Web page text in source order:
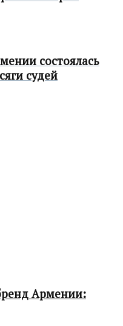
состоялась
судей
Армении: